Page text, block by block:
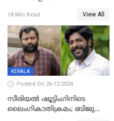
ചിത്രങ്ങൾ; 2024ൽ സിനിമാ
വ്യവസായത്തിന് നഷ്ടം 700
കോടി; അഭിനേതാക്കൾ
പ്രതിഫലം കുറയ്ക്കണമെന്നും
നിർമാതാക്കളുടെ സംഘടന
18 Min Read View All
KERALA
Posted On 26-12-2024
സീരിയല്‍ ഷൂട്ടിംഗിനിടെ
ലൈംഗികാതിക്രമം; ബിജു